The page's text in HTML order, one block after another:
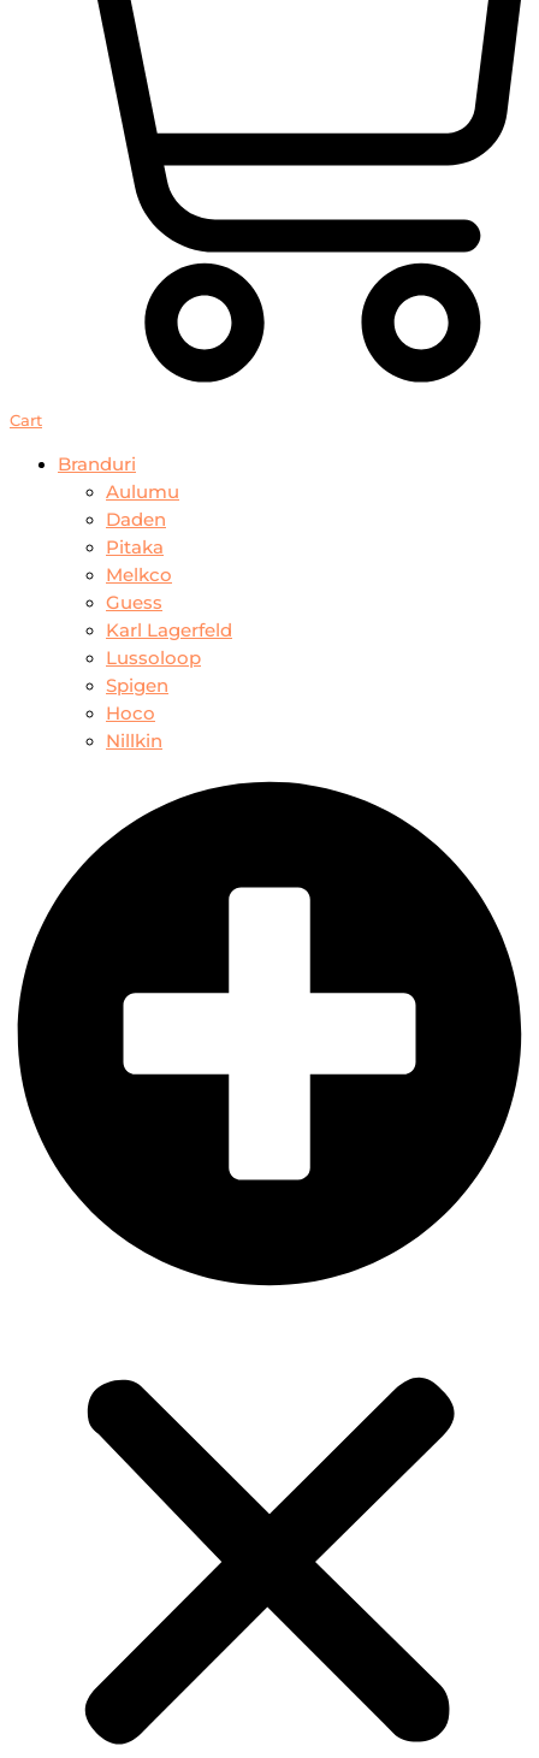
Cart
Branduri
Aulumu
Daden
Pitaka
Melkco
Guess
Karl Lagerfeld
Lussoloop
Spigen
Hoco
Nillkin